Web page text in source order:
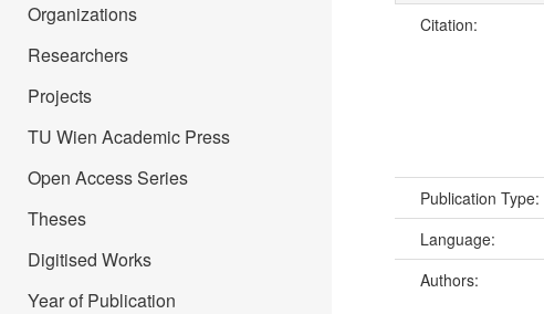
Organizations
Researchers
Projects
TU Wien Academic Press
Open Access Series
Theses
Digitised Works
Year of Publication
Citation:
Publication Type:
Language:
Authors: